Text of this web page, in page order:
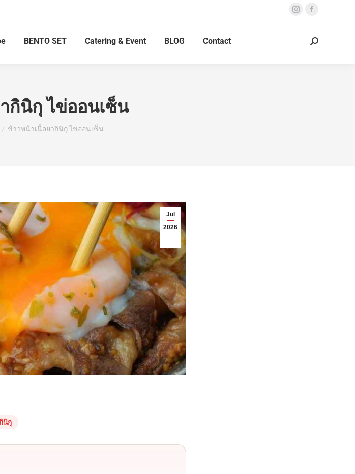
Instagram
opens
Facebook
opens
BENTO SET Catering & Event BLOG Contact Search:
กินิกุ ไข่ออนเซ็น
ข้าวหน้าเนื้อยากินิกุ ไข่ออนเซ็น
Jul
2026
นิกุ